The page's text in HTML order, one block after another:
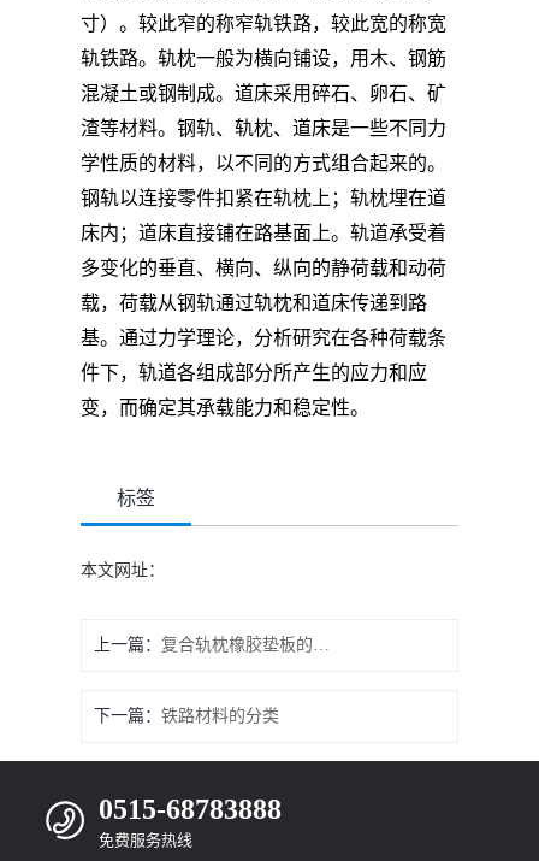
寸）。较此窄的称窄轨铁路，较此宽的称宽
轨铁路。轨枕一般为横向铺设，用木、钢筋
混凝土或钢制成。道床采用碎石、卵石、矿
渣等材料。钢轨、轨枕、道床是一些不同力
学性质的材料，以不同的方式组合起来的。
钢轨以连接零件扣紧在轨枕上；轨枕埋在道
床内；道床直接铺在路基面上。轨道承受着
多变化的垂直、横向、纵向的静荷载和动荷
载，荷载从钢轨通过轨枕和道床传递到路
基。通过力学理论，分析研究在各种荷载条
件下，轨道各组成部分所产生的应力和应
变，而确定其承载能力和稳定性。
标签
本文网址：
上一篇： 复合轨枕橡胶垫板的应用与特点
下一篇：铁路材料的分类
0515-68783888
免费服务热线